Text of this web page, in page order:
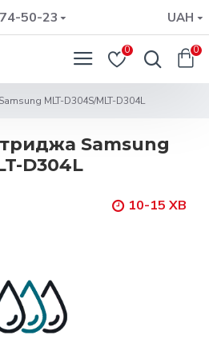
50-23 UAH
0 0
MLT-D304S/MLT-D304L
Samsung
D304L
10-15 ХВ